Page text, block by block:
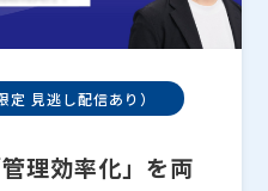
見逃し配信あり）
理効率化」を両